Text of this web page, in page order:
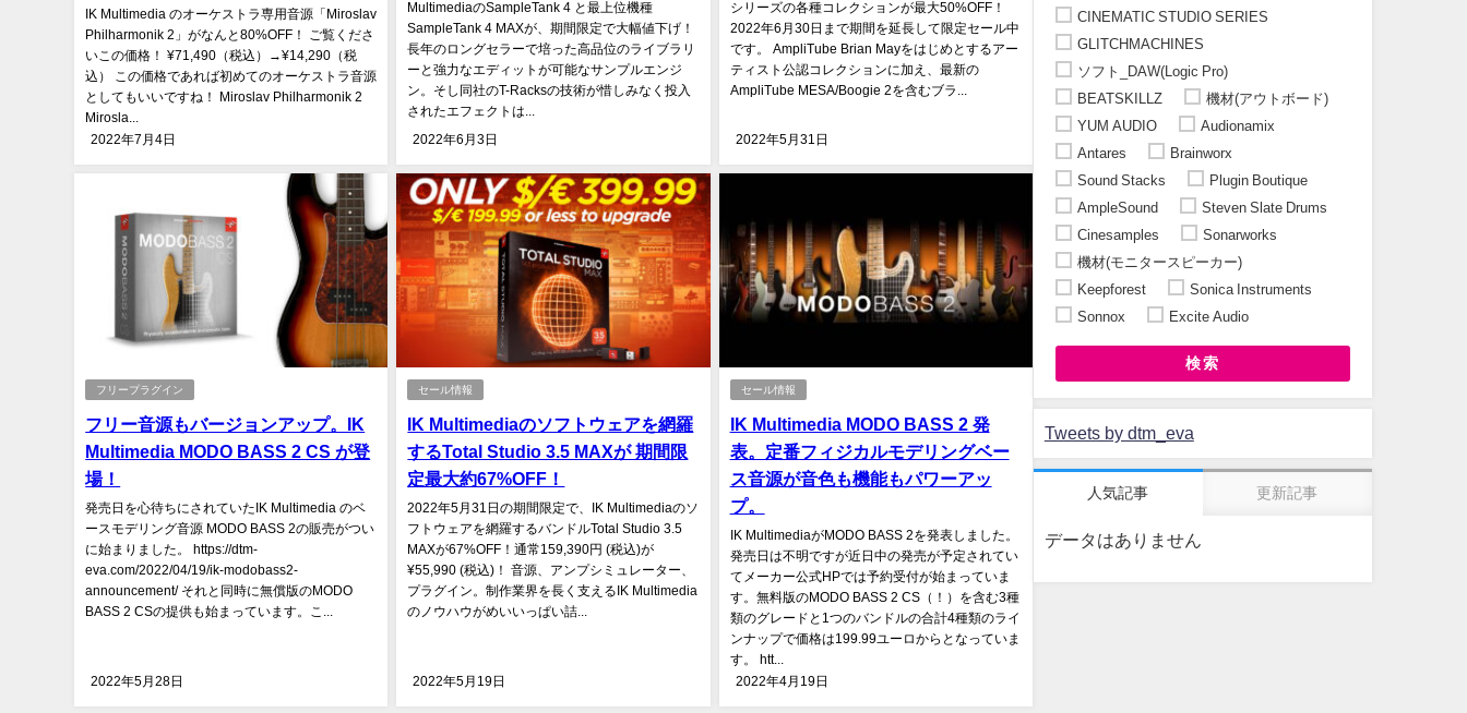
IK Multimedia のオーケストラ専用音源「Miroslav
Philharmonik 2」がなんと80%OFF！ ご覧くださ
いこの価格！ ¥71,490（税込）→¥14,290（税
込） この価格であれば初めてのオーケストラ音源
としてもいいですね！ Miroslav Philharmonik 2
Mirosla...
2022年7月4日
MultimediaのSampleTank 4 と最上位機種
SampleTank 4 MAXが、期間限定で大幅値下げ！
長年のロングセラーで培った高品位のライブラリ
ーと強力なエディットが可能なサンプルエンジ
ン。そし同社のT-Racksの技術が惜しみなく投入
されたエフェクトは...
2022年6月3日
シリーズの各種コレクションが最大50%OFF！
2022年6月30日まで期間を延長して限定セール中
です。 AmpliTube Brian Mayをはじめとするアー
ティスト公認コレクションに加え、最新の
AmpliTube MESA/Boogie 2を含むブラ...
2022年5月31日
フリープラグイン
フリー音源もバージョンアップ。IK
Multimedia MODO BASS 2 CS が登
場！
発売日を心待ちにされていたIK Multimedia のベ
ースモデリング音源 MODO BASS 2の販売がつい
に始まりました。 https://dtm-
eva.com/2022/04/19/ik-modobass2-
announcement/ それと同時に無償版のMODO
BASS 2 CSの提供も始まっています。こ...
2022年5月28日
セール情報
IK Multimediaのソフトウェアを網羅
するTotal Studio 3.5 MAXが 期間限
定最大約67%OFF！
2022年5月31日の期間限定で、IK Multimediaのソ
フトウェアを網羅するバンドルTotal Studio 3.5
MAXが67%OFF！通常159,390円 (税込)が
¥55,990 (税込)！ 音源、アンプシミュレーター、
プラグイン。制作業界を長く支えるIK Multimedia
のノウハウがめいいっぱい詰...
2022年5月19日
セール情報
IK Multimedia MODO BASS 2 発
表。定番フィジカルモデリングベー
ス音源が音色も機能もパワーアッ
プ。
IK MultimediaがMODO BASS 2を発表しました。
発売日は不明ですが近日中の発売が予定されてい
てメーカー公式HPでは予約受付が始まっていま
す。無料版のMODO BASS 2 CS（！）を含む3種
類のグレードと1つのバンドルの合計4種類のライ
ンナップで価格は199.99ユーロからとなっていま
す。 htt...
2022年4月19日
CINEMATIC STUDIO SERIES
GLITCHMACHINES
ソフト_DAW(Logic Pro)
BEATSKILLZ
機材(アウトボード)
YUM AUDIO
Audionamix
Antares
Brainworx
Sound Stacks
Plugin Boutique
AmpleSound
Steven Slate Drums
Cinesamples
Sonarworks
機材(モニタースピーカー)
Keepforest
Sonica Instruments
Sonnox
Excite Audio
検索
Tweets by dtm_eva
人気記事 更新記事
データはありません